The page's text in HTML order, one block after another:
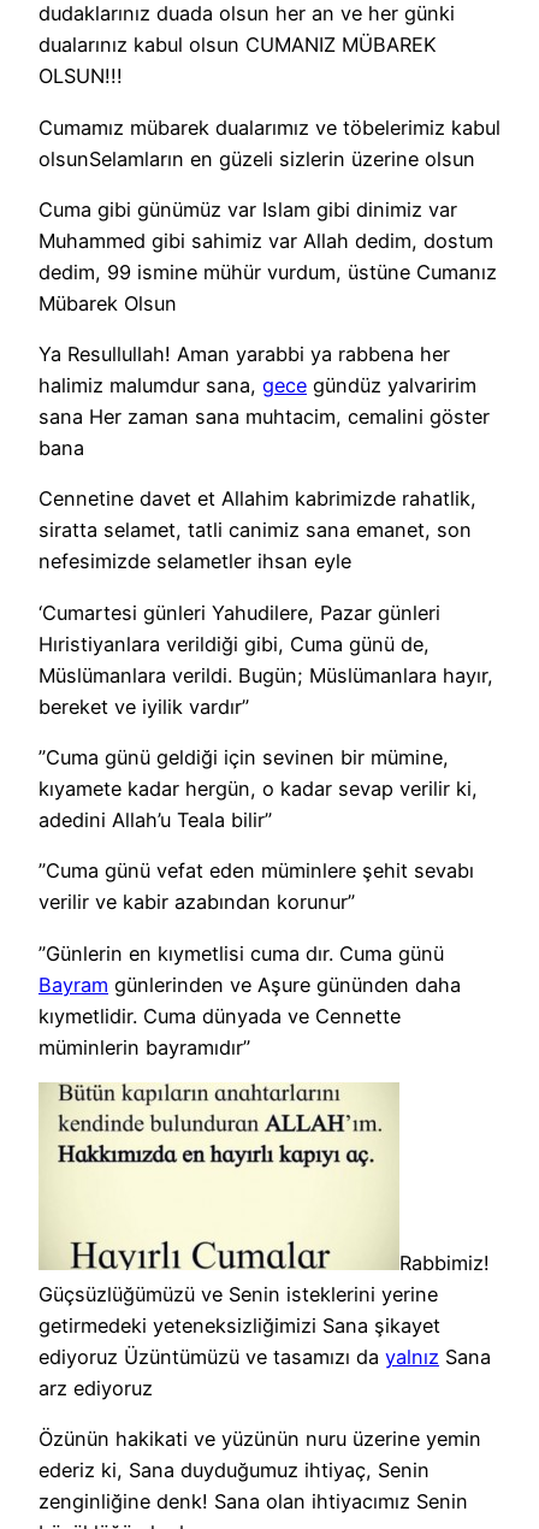
dudaklarınız duada olsun her an ve her günki
dualarınız kabul olsun CUMANIZ MÜBAREK
OLSUN!!!
Cumamız mübarek dualarımız ve töbelerimiz kabul
olsunSelamların en güzeli sizlerin üzerine olsun
Cuma gibi günümüz var Islam gibi dinimiz var
Muhammed gibi sahimiz var Allah dedim, dostum
dedim, 99 ismine mühür vurdum, üstüne Cumanız
Mübarek Olsun
Ya Resullullah! Aman yarabbi ya rabbena her
halimiz malumdur sana, gece gündüz yalvaririm
sana Her zaman sana muhtacim, cemalini göster
bana
Cennetine davet et Allahim kabrimizde rahatlik,
siratta selamet, tatli canimiz sana emanet, son
nefesimizde selametler ihsan eyle
‘Cumartesi günleri Yahudilere, Pazar günleri
Hıristiyanlara verildiği gibi, Cuma günü de,
Müslümanlara verildi. Bugün; Müslümanlara hayır,
bereket ve iyilik vardır”
”Cuma günü geldiği için sevinen bir mümine,
kıyamete kadar hergün, o kadar sevap verilir ki,
adedini Allah’u Teala bilir”
”Cuma günü vefat eden müminlere şehit sevabı
verilir ve kabir azabından korunur”
”Günlerin en kıymetlisi cuma dır. Cuma günü
Bayram günlerinden ve Aşure gününden daha
kıymetlidir. Cuma dünyada ve Cennette
müminlerin bayramıdır”
Rabbimiz!
Güçsüzlüğümüzü ve Senin isteklerini yerine
getirmedeki yeteneksizliğimizi Sana şikayet
ediyoruz Üzüntümüzü ve tasamızı da yalnız Sana
arz ediyoruz
Özünün hakikati ve yüzünün nuru üzerine yemin
ederiz ki, Sana duyduğumuz ihtiyaç, Senin
zenginliğine denk! Sana olan ihtiyacımız Senin